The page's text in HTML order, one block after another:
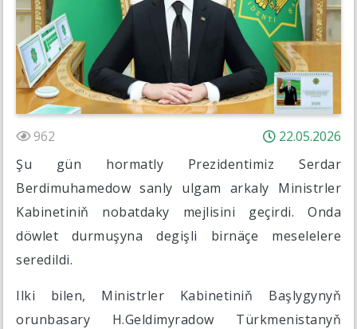
962
22.05.2026
Şu gün hormatly Prezidentimiz Serdar
Berdimuhamedow sanly ulgam arkaly Ministrler
Kabinetiniň nobatdaky mejlisini geçirdi. Onda
döwlet durmuşyna degişli birnäçe meselelere
seredildi.
Ilki bilen, Ministrler Kabinetiniň Başlygynyň
orunbasary H.Geldimyradow Türkmenistanyň